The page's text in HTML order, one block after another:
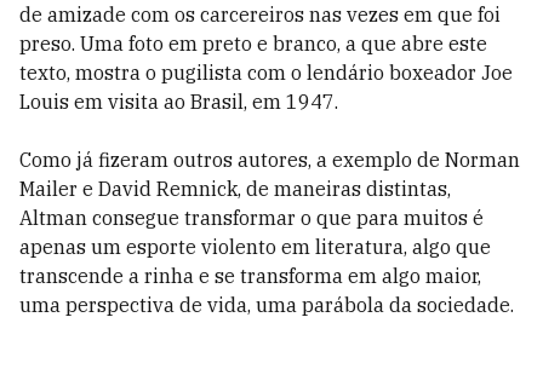
de amizade com os carcereiros nas vezes em que foi
preso. Uma foto em preto e branco, a que abre este
texto, mostra o pugilista com o lendário boxeador Joe
Louis em visita ao Brasil, em 1947.
Como já fizeram outros autores, a exemplo de Norman
Mailer e David Remnick, de maneiras distintas,
Altman consegue transformar o que para muitos é
apenas um esporte violento em literatura, algo que
transcende a rinha e se transforma em algo maior,
uma perspectiva de vida, uma parábola da sociedade.